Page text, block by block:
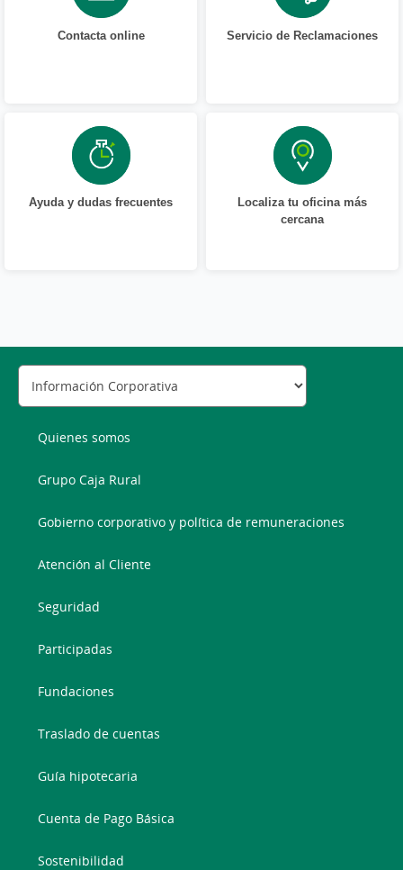
Contacta online Servicio de Reclamaciones
Ayuda y dudas frecuentes
Localiza tu oficina más
cercana
Quienes somos
Grupo Caja Rural
Gobierno corporativo y política de remuneraciones
Atención al Cliente
Seguridad
Participadas
Fundaciones
Traslado de cuentas
Guía hipotecaria
Cuenta de Pago Básica
Sostenibilidad